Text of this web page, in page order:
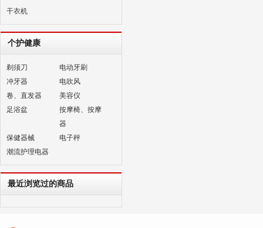
干衣机
个护健康
剃须刀
电动牙刷
冲牙器
电吹风
卷、直发器
美容仪
足浴盆
按摩椅、按摩
器
保健器械
电子秤
潮流护理电器
最近浏览过的商品